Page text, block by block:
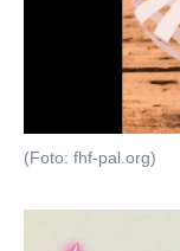
(Foto: fhf-pal.org)